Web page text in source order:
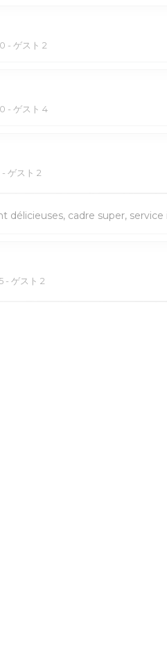
- ゲスト 2
- ゲスト 4
ゲスト 2
délicieuses, cadre super,
- ゲスト 2